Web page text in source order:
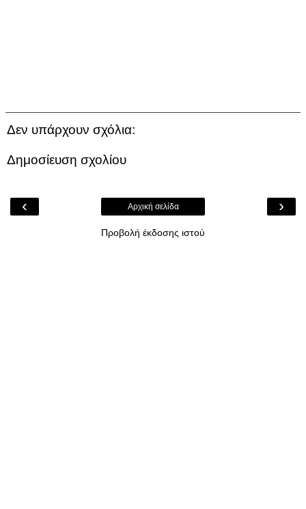
Δεν υπάρχουν σχόλια:
Δημοσίευση σχολίου
‹ ›
Αρχική σελίδα
Προβολή έκδοσης ιστού